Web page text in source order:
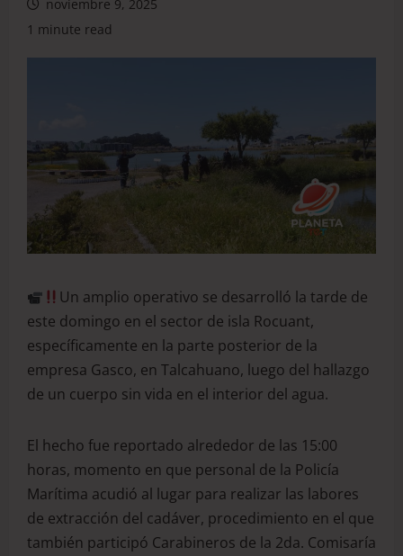
noviembre 9, 2025
1 minute read
Un amplio operativo se desarrolló la tarde de
este domingo en el sector de isla Rocuant,
específicamente en la parte posterior de la
empresa Gasco, en Talcahuano, luego del hallazgo
de un cuerpo sin vida en el interior del agua.
El hecho fue reportado alrededor de las 15:00
horas, momento en que personal de la Policía
Marítima acudió al lugar para realizar las labores
de extracción del cadáver, procedimiento en el que
también participó Carabineros de la 2da. Comisaría